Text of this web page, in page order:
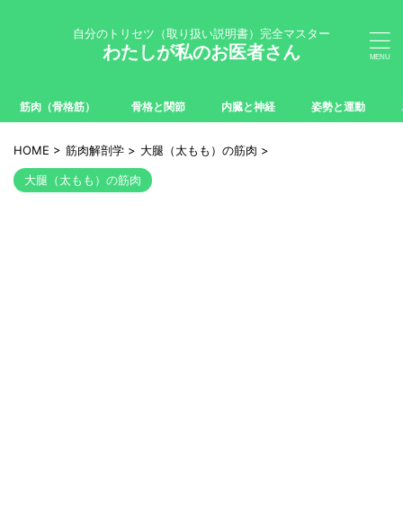
自分のトリセツ（取り扱い説明書）完全マスター
わたしが私のお医者さん
筋肉（骨格筋） 骨格と関節 内臓と神経 姿勢と運動
HOME > 筋肉解剖学 > 大腿（太もも）の筋肉 >
大腿（太もも）の筋肉